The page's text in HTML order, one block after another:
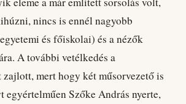
nincs is ennél nagyobb
és főiskolai) és a nézők
A további vetélkedés a
mert hogy két műsorvezető is
egyértelműen Szőke András nyerte,